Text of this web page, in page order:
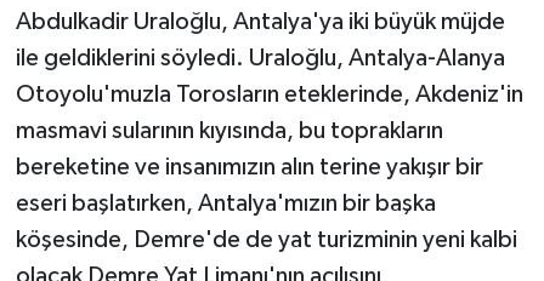
Abdulkadir Uraloğlu, Antalya'ya iki büyük müjde
ile geldiklerini söyledi. Uraloğlu, Antalya-Alanya
Otoyolu'muzla Torosların eteklerinde, Akdeniz'in
masmavi sularının kıyısında, bu toprakların
bereketine ve insanımızın alın terine yakışır bir
eseri başlatırken, Antalya'mızın bir başka
köşesinde, Demre'de de yat turizminin yeni kalbi